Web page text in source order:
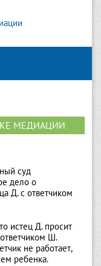
МЕДИАЦИИ
суд
дело о
Д. с ответчиком
истец Д. просит
Ш.
не работает,
ребенка.